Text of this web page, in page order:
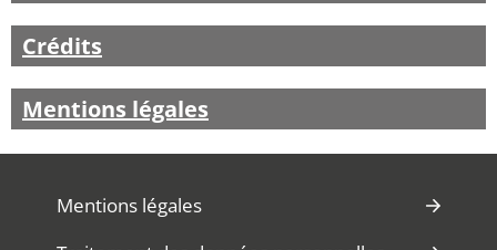
Crédits
Mentions légales
Mentions légales